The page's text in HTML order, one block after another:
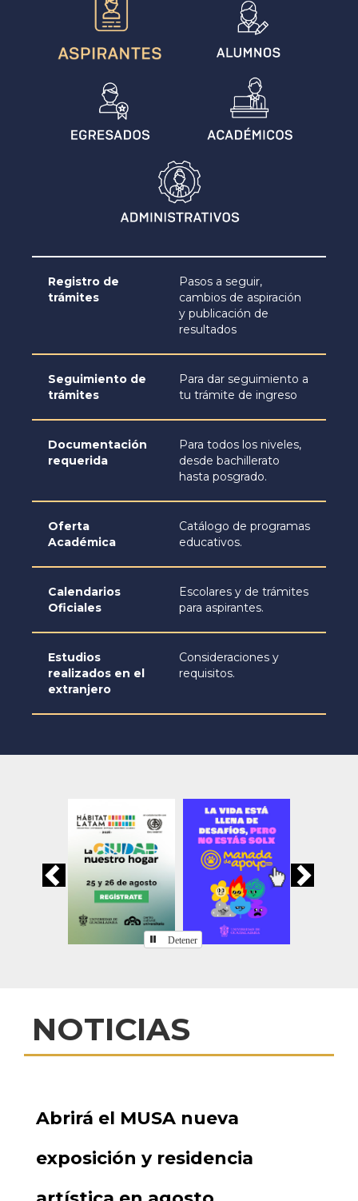
Registro de
trámites
Pasos a seguir,
cambios de aspiración
y publicación de
resultados
Seguimiento de
trámites
Para dar seguimiento a
tu trámite de ingreso
Documentación
requerida
Para todos los niveles,
desde bachillerato
hasta posgrado.
Oferta
Académica
Catálogo de programas
educativos.
Calendarios
Oficiales
Escolares y de trámites
para aspirantes.
Estudios
realizados en el
extranjero
Consideraciones y
requisitos.
Previous
Detener
NOTICIAS
Abrirá el MUSA nueva
exposición y residencia